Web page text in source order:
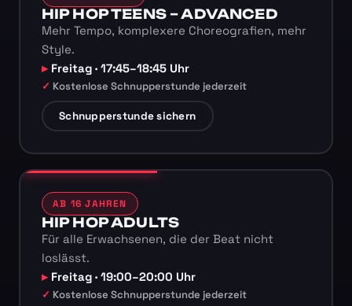
HIP HOP TEENS – ADVANCED
Mehr Tempo, komplexere Choreografien, mehr
Style.
Freitag · 17:45–18:45 Uhr
Kostenlose Schnupperstunde jederzeit
Schnupperstunde sichern
AB 16 JAHREN
HIP HOP ADULTS
Für alle Erwachsenen, die der Beat nicht
loslässt.
Freitag · 19:00–20:00 Uhr
Kostenlose Schnupperstunde jederzeit